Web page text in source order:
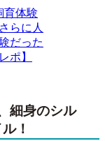
育体験
らに人
だった
ポ】
細身のシル
！